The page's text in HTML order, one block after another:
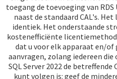
toegang de toevoeging van RDS
naast de standaard CAL's.
identiek. Het onderstaande
kostenefficiënte
dat u voor elk apparaat en/
aanvragen, zolang iedereen
SQL Server 2022 de betreffende
kunt volgen is: geef de